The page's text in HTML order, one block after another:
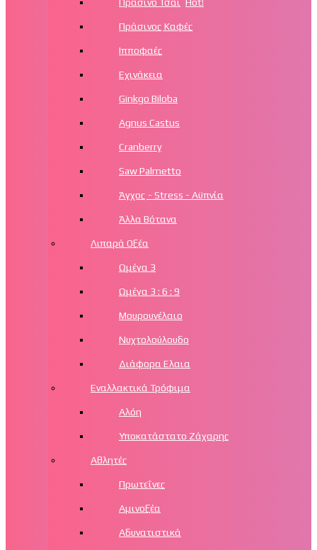
Πράσινος Καφές
Ιπποφαές
Εχινάκεια
Ginkgo Biloba
Agnus Castus
Cranberry
Saw Palmetto
Άγχος - Stress - Αϋπνία
Άλλα Βότανα
Λιπαρά Οξέα
Ωμέγα 3
Ωμέγα 3 : 6 : 9
Μουρουνέλαιο
Νυχτολούλουδο
Διάφορα Ελαια
Εναλλακτικά Τρόφιμα
Αλόη
Υποκατάστατο Ζάχαρης
Αθλητές
Πρωτεΐνες
Αμινοξέα
Αδυνατιστικά